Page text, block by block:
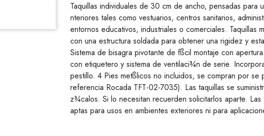
Taquillas individuales de 30 cm de ancho, pensadas para
nteriores tales como vestuarios, centros sanitarios,
entornos educativos, industriales o comerciales. Taquillas
con una estructura soldada para obtener una rigidez y
Sistema de bisagra pivotante de fßcil montaje con
con etiquetero y sistema de ventilaci¾n de serie.
pestillo. 4 Pies metßlicos no incluidos, se compran por se
referencia Rocada TFT-02-7035). Las taquillas se
z¾calos. Si lo necesitan recuerden solicitarlos aparte. Las
aptas para usos en ambientes exteriores ni para